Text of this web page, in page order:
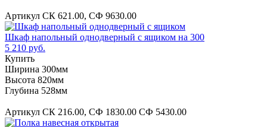
Артикул СК 621.00, СФ 9630.00
Шкаф напольный однодверный с ящиком на 300
5 210 руб.
Купить
Ширина 300мм
Высота 820мм
Глубина 528мм
Артикул СК 216.00, СФ 1830.00 СФ 5430.00